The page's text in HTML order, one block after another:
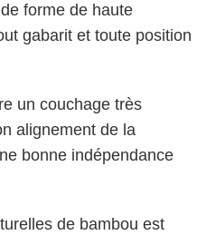
forme de haute
gabarit et toute position
un couchage très
alignement de la
bonne indépendance
de bambou est